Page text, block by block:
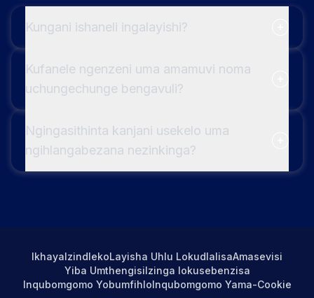
Kungani ishaneli ingalayishi?
Kufanele ngenzeni uma amamuvi noma
uchungechunge bengavuli?
Ngingasithinta kanjani usekelo uma
ngihlangabezana nezinkinga?
IkhayaIzindlekoLayisha Uhlu LokudlalisaAmasevisi
Yiba UmthengisiIzinga lokusebenzisa
Inqubomgomo YobumfihloInqubomgomo Yama-Cookie